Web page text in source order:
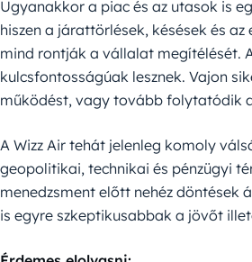
Ugyanakkor a piac és az utasok is
hiszen a járattörlések, késések és
mind rontják a vállalat megítélését.
kulcsfontosságúak lesznek. Vajon
működést, vagy tovább folytatódik
A Wizz Air tehát jelenleg komoly
geopolitikai, technikai és pénzügyi
menedzsment előtt nehéz döntések
is egyre szkeptikusabbak a jövőt